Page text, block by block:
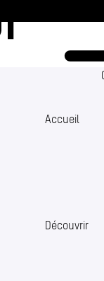
Accueil
Découvrir